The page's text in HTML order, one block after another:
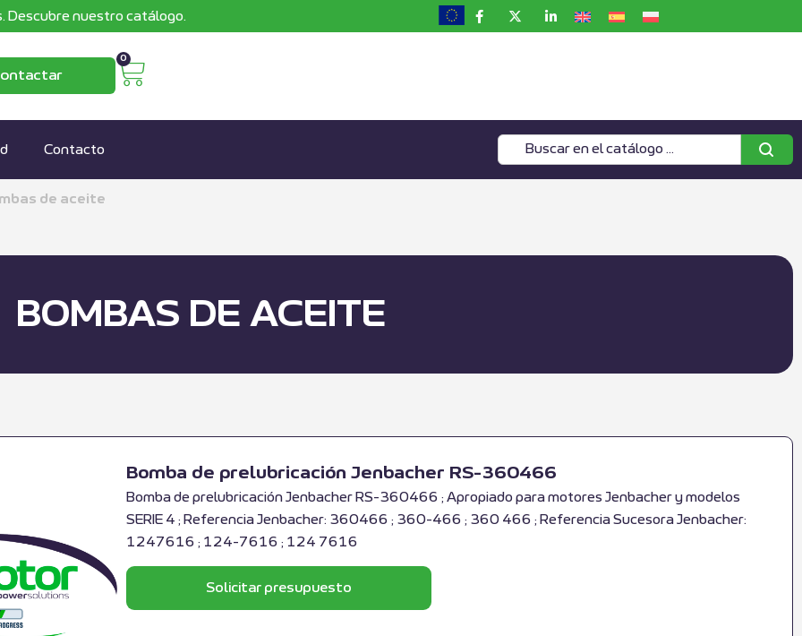
nuestro catálogo.
0
Contacto
de aceite
BOMBAS DE ACEITE
Bomba de prelubricación Jenbacher RS-360466
Bomba de prelubricación Jenbacher RS-360466 ; Apropiado para motores Jenbacher y modelos
SERIE 4 ; Referencia Jenbacher: 360466 ; 360-466 ; 360 466 ; Referencia Sucesora Jenbacher:
1247616 ; 124-7616 ; 124 7616
Solicitar presupuesto